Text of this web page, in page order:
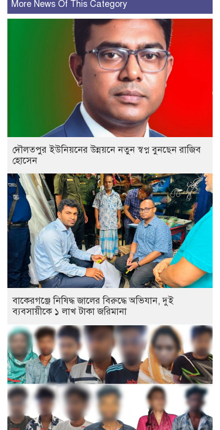
More News Of This Category
দৌলতপুর ইউনিয়নের উন্নয়নে নতুন স্বপ্ন বুনছেন রাজিব
হোসেন
বাকেরগঞ্জে নিষিদ্ধ জালের বিরুদ্ধে অভিযান, দুই
ব্যবসায়ীকে ১ লাখ টাকা জরিমানা